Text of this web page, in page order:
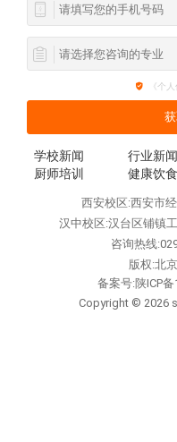
《个
学校新闻 行业新闻
厨师培训
健康饮食
西安校区:西安市
汉中校区:汉台区铺镇
咨询热线
版权:北
备案号:陕ICP
Copyright © 2026